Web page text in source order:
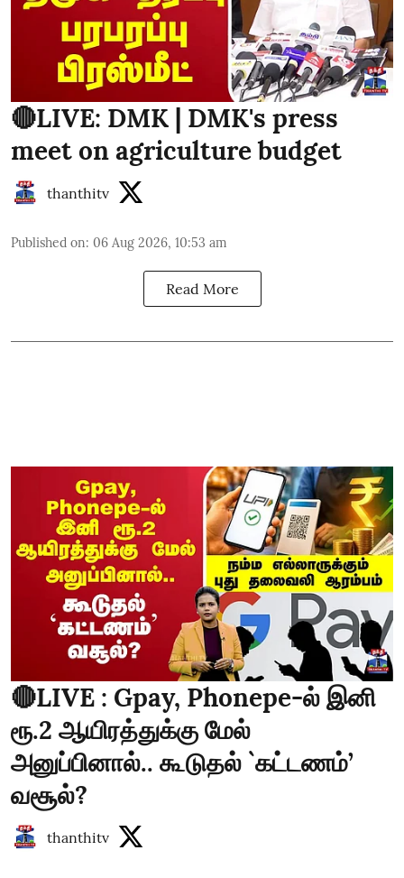
🔴LIVE: DMK | DMK's press
meet on agriculture budget
thanthitv
Published on: 06 Aug 2026, 10:53 am
Read More
🔴LIVE : Gpay, Phonepe-ல் இனி
ரூ.2 ஆயிரத்துக்கு மேல்
அனுப்பினால்.. கூடுதல் `கட்டணம்’
வசூல்?
thanthitv